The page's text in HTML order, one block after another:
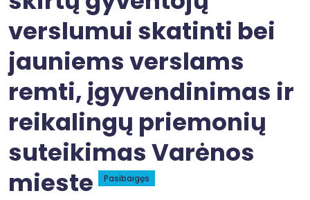
verslumui skatinti bei
jauniems verslams
remti, įgyvendinimas ir
reikalingų priemonių
suteikimas Varėnos
mieste
Pasibaigęs